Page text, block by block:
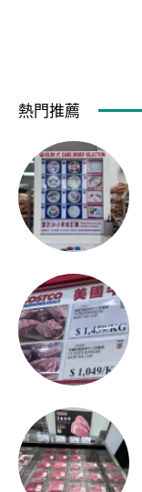
熱門推薦